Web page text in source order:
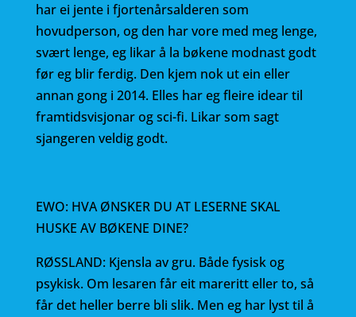
har ei jente i fjortenårsalderen som
hovudperson, og den har vore med meg lenge,
svært lenge, eg likar å la bøkene modnast godt
før eg blir ferdig. Den kjem nok ut ein eller
annan gong i 2014. Elles har eg fleire idear til
framtidsvisjonar og sci-fi. Likar som sagt
sjangeren veldig godt.
EWO: HVA ØNSKER DU AT LESERNE SKAL
HUSKE AV BØKENE DINE?
RØSSLAND: Kjensla av gru. Både fysisk og
psykisk. Om lesaren får eit mareritt eller to, så
får det heller berre bli slik. Men eg har lyst til å